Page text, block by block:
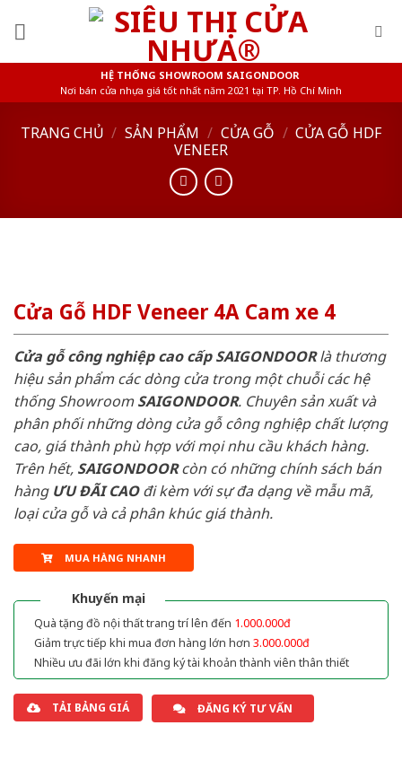
HỆ THỐNG SHOWROOM SAIGONDOOR
Nơi bán cửa nhựa giá tốt nhất năm 2021 tại TP. Hồ Chí Minh
TRANG CHỦ / SẢN PHẨM / CỬA GỖ / CỬA GỖ HDF
VENEER
Cửa Gỗ HDF Veneer 4A Cam xe 4
Cửa gỗ công nghiệp cao cấp SAIGONDOORlà thương
hiệu sản phẩm các dòng cửa trong một chuỗi các hệ
thống ShowroomSAIGONDOOR. Chuyên sản xuất và
phân phối những dòng cửa gỗ công nghiệp chất lượng
cao, giá thành phù hợp với mọi nhu cầu khách hàng.
Trên hết, SAIGONDOORcòn có những chính sách bán
hàng ƯU ĐÃI CAOđi kèm với sự đa dạng về mẫu mã,
loại cửa gỗ và cả phân khúc giá thành.
MUA HÀNG NHANH
Khuyến mại
Quà tặng đồ nội thất trang trí lên đến 1.000.000đ
Giảm trực tiếp khi mua đơn hàng lớn hơn 3.000.000đ
Nhiều ưu đãi lớn khi đăng ký tài khoản thành viên thân thiết
TẢI BẢNG GIÁ ĐĂNG KÝ TƯ VẤN